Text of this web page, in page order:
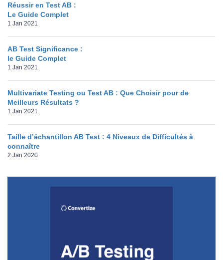
Réussir en Test AB :
Le Guide Complet
1 Jan 2021
AB Test Significance :
le Guide Complet
1 Jan 2021
Multivariate Testing ou Test AB : Que Choisir pour de
Meilleurs Résultats ?
1 Jan 2021
Taille d’échantillon AB Test : 4 Niveaux de Difficultés à
connaître
2 Jan 2020